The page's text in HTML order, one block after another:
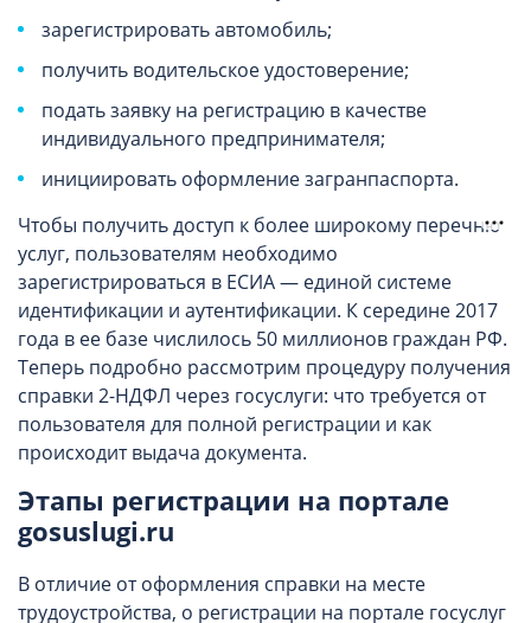
зарегистрировать автомобиль;
получить водительское удостоверение;
подать заявку на регистрацию в качестве
индивидуального предпринимателя;
инициировать оформление загранпаспорта.
Чтобы получить доступ к более широкому перечню
услуг, пользователям необходимо
зарегистрироваться в ЕСИА — единой системе
идентификации и аутентификации. К середине 2017
года в ее базе числилось 50 миллионов граждан РФ.
Теперь подробно рассмотрим процедуру получения
справки 2-НДФЛ через госуслуги: что требуется от
пользователя для полной регистрации и как
происходит выдача документа.
Этапы регистрации на портале
gosuslugi.ru
В отличие от оформления справки на месте
трудоустройства, о регистрации на портале госуслуг